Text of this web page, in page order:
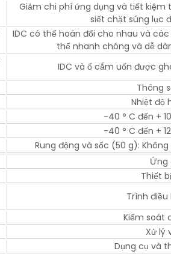
Giảm chi phí ứng dụng và tiết
siết chặt súng lục
IDC có thể hoán đổi cho nhau và
thế nhanh chóng và dễ
IDC và ổ cắm uốn được
Thông
Nhiệt độ
-40 ° C đến +
-40 ° C đến +
Rung động và sốc (50 g):
Ứng
Thiết
Trình điều
Kiểm soát
Xử lý
Dụng cụ và